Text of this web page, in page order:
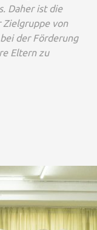
Daher ist die
von
der Förderung
Eltern zu